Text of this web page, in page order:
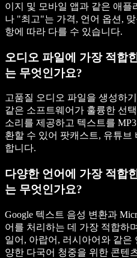
이지 및 모바일 앱과 같은 애플
나 "최고"는 가격, 언어 옵션,
항에 따라 다를 수 있습니다.
오디오 파일에 가장 적합
는 무엇인가요?
고품질 오디오 파일을 생성하
같은 소프트웨어가 훌륭한 선
소리를 제공하고 텍스트를
환할 수 있어 팟캐스트, 유튜
합니다.
다양한 언어에 가장 적합
는 무엇인가요?
Google 텍스트 음성 변환과
어를 처리하는 데 가장 적합하
일어, 아랍어, 러시아어와 같
양한 다국어 청중을 위한 콘텐